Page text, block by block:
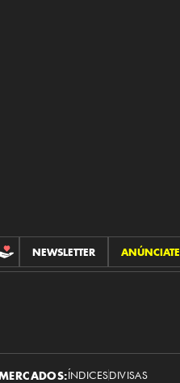
CONTRIBUCIONES
NEWSLETTER ANÚNCIATE
ÍNDICESDIVISAS